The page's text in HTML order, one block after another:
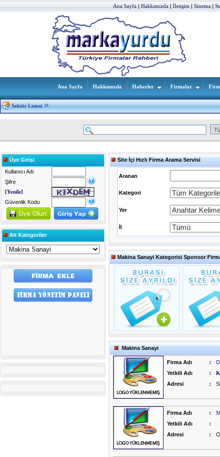
Ana Sayfa|Hakkımızda|İletişim|Sinema|
Ana Sayfa Hakkımızda Haberler Firmalar
Sektör Listesi
Üye Girişi
Kullanıcı Adı
Şifre
[Yenile]
Güvenlik Kodu
Alt Kategoriler
Site İçi Hızlı Firma Arama Servisi
Aranan
Kategori
Yer
İl
Makina Sanayi Kategorisi Sponsor
Makina Sanayi
Firma Adı :
Yetkili Adı
:
Adresi
:
Firma Adı :
Yetkili Adı
:
Adresi
: